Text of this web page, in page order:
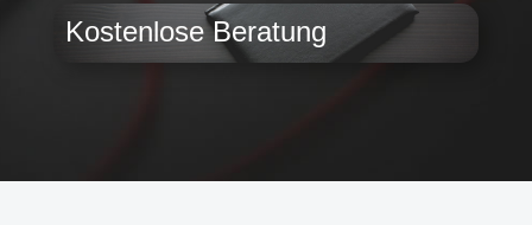
Kostenlose Beratung